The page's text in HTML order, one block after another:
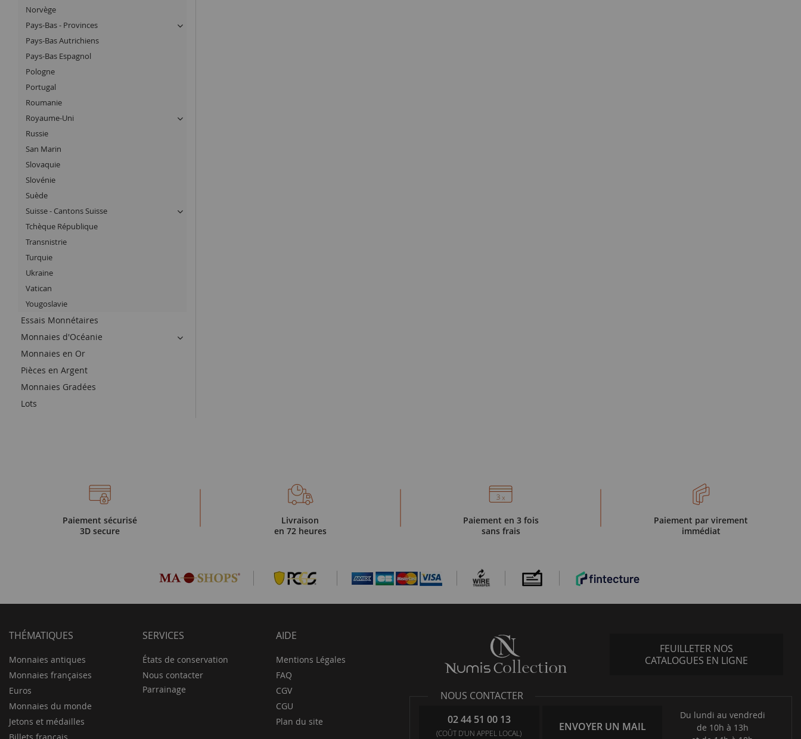
Norvège
Pays-Bas - Provinces
Pays-Bas Autrichiens
Pays-Bas Espagnol
Pologne
Portugal
Roumanie
Royaume-Uni
Russie
San Marin
Slovaquie
Slovénie
Suède
Suisse - Cantons Suisse
Tchèque République
Transnistrie
Turquie
Ukraine
Vatican
Yougoslavie
Essais Monnétaires
Monnaies d'Océanie
Monnaies en Or
Pièces en Argent
Monnaies Gradées
Lots
Paiement sécurisé
3D secure
Livraison
en 72 heures
Paiement en 3 fois
sans frais
Paiement par virement
immédiat
THÉMATIQUES
Monnaies antiques
Monnaies françaises
Euros
Monnaies du monde
Jetons et médailles
SERVICES
États de conservation
Nous contacter
Parrainage
AIDE
Mentions Légales
FAQ
CGV
CGU
Plan du site
FEUILLETER NOS
CATALOGUES EN LIGNE
NOUS CONTACTER
02 44 51 00 13
(COÛT D'UN APPEL LOCAL)
ENVOYER UN MAIL
Du lundi au vendredi
de 10h à 13h